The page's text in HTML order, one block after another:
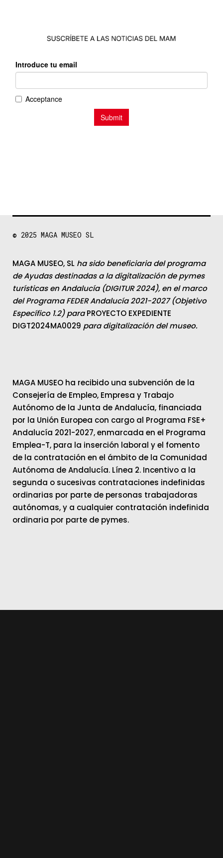
© 2025 MAGA MUSEO SL
MAGA MUSEO, SL ha sido beneficiaria del programa
de Ayudas destinadas a la digitalización de pymes
turísticas en Andalucía (DIGITUR 2024), en el marco
del Programa FEDER Andalucía 2021-2027 (Objetivo
Específico 1.2) paraPROYECTO EXPEDIENTE
DIGT2024MA0029 para digitalización del museo.
MAGA MUSEO ha recibido una subvención de la
Consejería de Empleo, Empresa y Trabajo
Autónomo de la Junta de Andalucía, financiada
por la Unión Europea con cargo al Programa FSE+
Andalucía 2021-2027, enmarcada en el Programa
Emplea-T, para la inserción laboral y el fomento
de la contratación en el ámbito de la Comunidad
Autónoma de Andalucía. Línea 2. Incentivo a la
segunda o sucesivas contrataciones indefinidas
ordinarias por parte de personas trabajadoras
autónomas, y a cualquier contratación indefinida
ordinaria por parte de pymes.